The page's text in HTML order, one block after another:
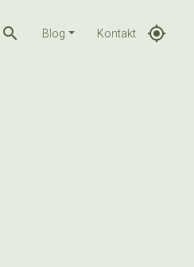
search Blog Kontakt gps_fixed